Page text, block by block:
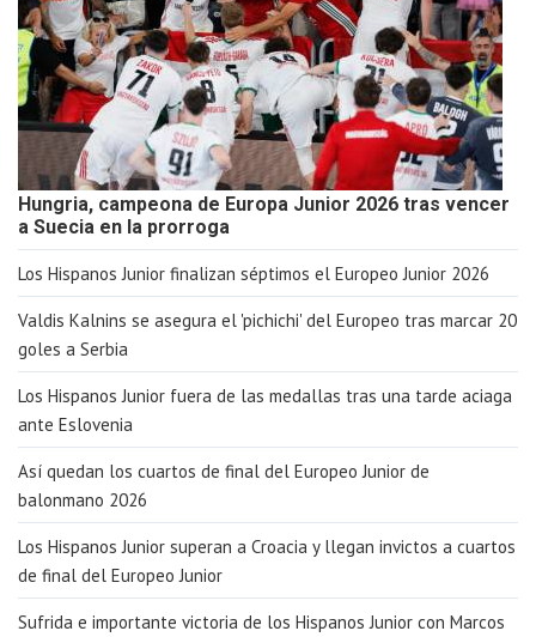
Hungria, campeona de Europa Junior 2026 tras vencer
a Suecia en la prorroga
Los Hispanos Junior finalizan séptimos el Europeo Junior 2026
Valdis Kalnins se asegura el 'pichichi' del Europeo tras marcar 20
goles a Serbia
Los Hispanos Junior fuera de las medallas tras una tarde aciaga
ante Eslovenia
Así quedan los cuartos de final del Europeo Junior de
balonmano 2026
Los Hispanos Junior superan a Croacia y llegan invictos a cuartos
de final del Europeo Junior
Sufrida e importante victoria de los Hispanos Junior con Marcos